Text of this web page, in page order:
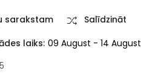
sarakstam
Salīdzināt
laiks: 09 August - 14 August